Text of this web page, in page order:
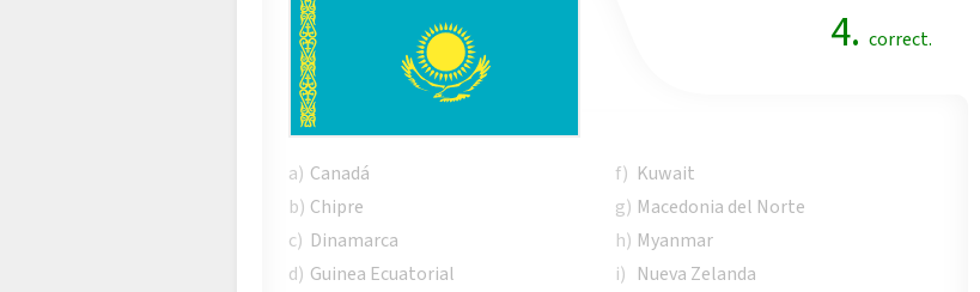
4. correct.
a) Canadá
b) Chipre
c) Dinamarca
d) Guinea Ecuatorial
f) Kuwait
g) Macedonia del Norte
h) Myanmar
i) Nueva Zelanda